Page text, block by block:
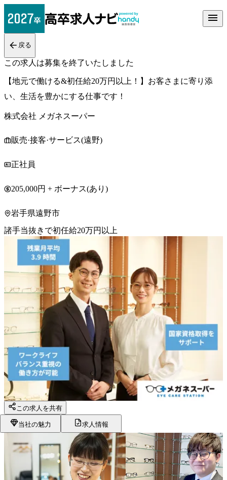
戻る
この求人は募集を終了いたしました
【地元で働ける&初任給20万円以上！】お客さまに寄り添
い、生活を豊かにする仕事です！
株式会社 メガネスーパー
販売·接客·サービス(遠野)
正社員
205,000円 + ボーナス(あり)
岩手県遠野市
諸手当抜きで初任給20万円以上
この求人を共有
当社の魅力 求人情報